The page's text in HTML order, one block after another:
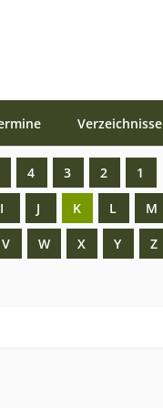
Verzeichnisse
4 3 2 1
I J K L M
V W X Y Z